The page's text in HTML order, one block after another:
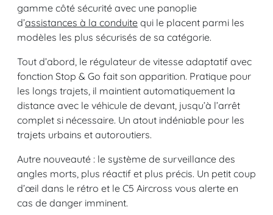
gamme côté sécurité avec une panoplie
d’assistances à la conduite qui le placent parmi les
modèles les plus sécurisés de sa catégorie.
Tout d’abord, le régulateur de vitesse adaptatif avec
fonction Stop & Go fait son apparition. Pratique pour
les longs trajets, il maintient automatiquement la
distance avec le véhicule de devant, jusqu’à l’arrêt
complet si nécessaire. Un atout indéniable pour les
trajets urbains et autoroutiers.
Autre nouveauté : le système de surveillance des
angles morts, plus réactif et plus précis. Un petit coup
d’œil dans le rétro et le C5 Aircross vous alerte en
cas de danger imminent.